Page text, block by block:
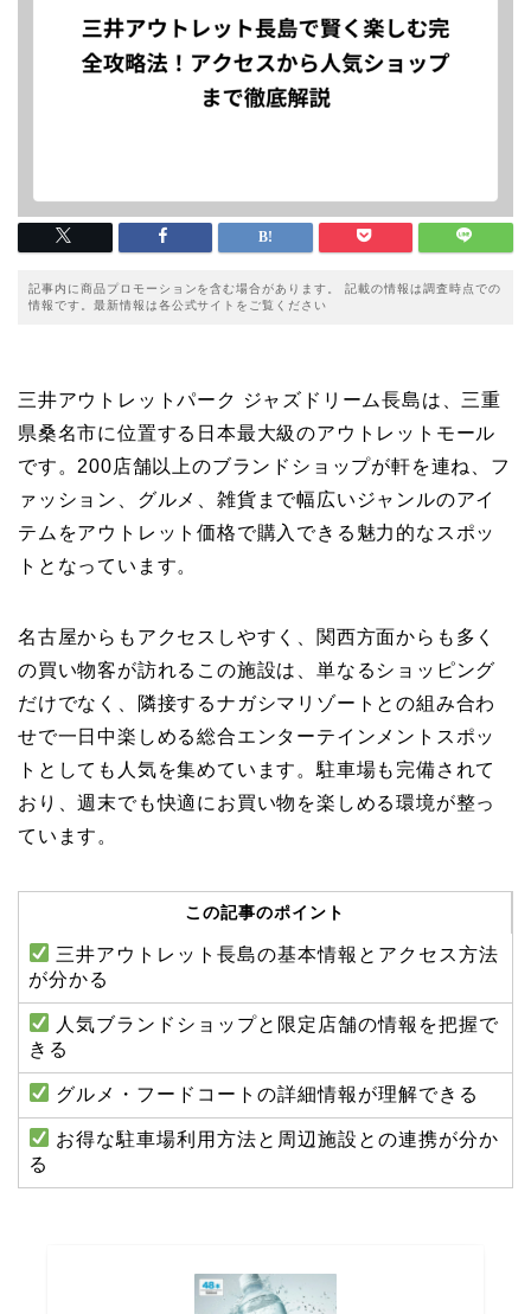
記事内に商品プロモーションを含む場合があります。 記載の情報は調査時点での
情報です。最新情報は各公式サイトをご覧ください
三井アウトレットパーク ジャズドリーム長島は、三重
県桑名市に位置する日本最大級のアウトレットモール
です。200店舗以上のブランドショップが軒を連ね、フ
ァッション、グルメ、雑貨まで幅広いジャンルのアイ
テムをアウトレット価格で購入できる魅力的なスポッ
トとなっています。
名古屋からもアクセスしやすく、関西方面からも多く
の買い物客が訪れるこの施設は、単なるショッピング
だけでなく、隣接するナガシマリゾートとの組み合わ
せで一日中楽しめる総合エンターテインメントスポッ
トとしても人気を集めています。駐車場も完備されて
おり、週末でも快適にお買い物を楽しめる環境が整っ
ています。
この記事のポイント
三井アウトレット長島の基本情報とアクセス方法
が分かる
人気ブランドショップと限定店舗の情報を把握で
きる
グルメ・フードコートの詳細情報が理解できる
お得な駐車場利用方法と周辺施設との連携が分か
る